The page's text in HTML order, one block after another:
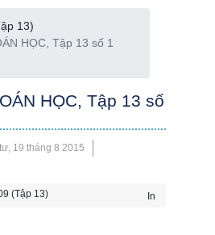
13)
HỌC, Tập 13 số 1
HỌC, Tập 13 số
19 tháng 8 2015
(Tập 13) In